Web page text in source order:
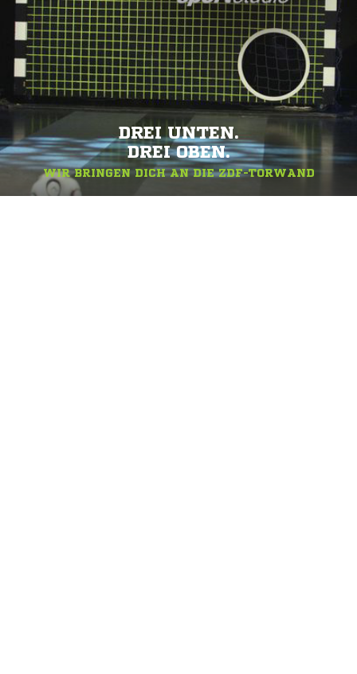
DREI UNTEN.
DREI OBEN.
WIR BRINGEN DICH AN DIE ZDF-TORWAND